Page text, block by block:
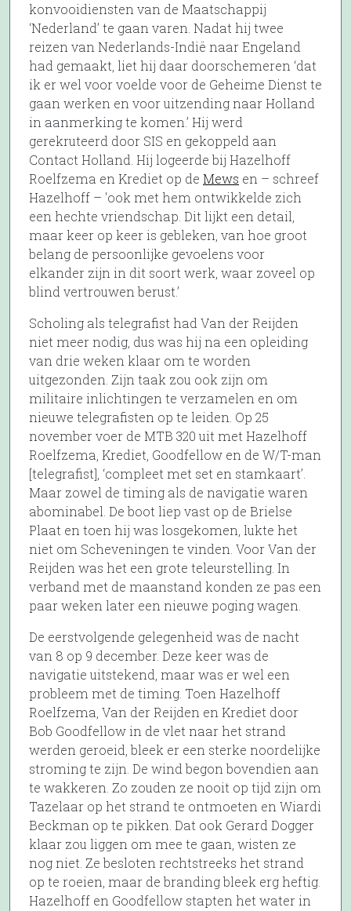
konvooidiensten van de Maatschappij
‘Nederland’ te gaan varen. Nadat hij twee
reizen van Nederlands-Indië naar Engeland
had gemaakt, liet hij daar doorschemeren ‘dat
ik er wel voor voelde voor de Geheime Dienst te
gaan werken en voor uitzending naar Holland
in aanmerking te komen.’ Hij werd
gerekruteerd door SIS en gekoppeld aan
Contact Holland. Hij logeerde bij Hazelhoff
Roelfzema en Krediet op de Mews en – schreef
Hazelhoff – 'ook met hem ontwikkelde zich
een hechte vriendschap. Dit lijkt een detail,
maar keer op keer is gebleken, van hoe groot
belang de persoonlijke gevoelens voor
elkander zijn in dit soort werk, waar zoveel op
blind vertrouwen berust.’
Scholing als telegrafist had Van der Reijden
niet meer nodig, dus was hij na een opleiding
van drie weken klaar om te worden
uitgezonden. Zijn taak zou ook zijn om
militaire inlichtingen te verzamelen en om
nieuwe telegrafisten op te leiden. Op 25
november voer de MTB 320 uit met Hazelhoff
Roelfzema, Krediet, Goodfellow en de W/T-man
[telegrafist], ‘compleet met set en stamkaart’.
Maar zowel de timing als de navigatie waren
abominabel. De boot liep vast op de Brielse
Plaat en toen hij was losgekomen, lukte het
niet om Scheveningen te vinden. Voor Van der
Reijden was het een grote teleurstelling. In
verband met de maanstand konden ze pas een
paar weken later een nieuwe poging wagen.
De eerstvolgende gelegenheid was de nacht
van 8 op 9 december. Deze keer was de
navigatie uitstekend, maar was er wel een
probleem met de timing. Toen Hazelhoff
Roelfzema, Van der Reijden en Krediet door
Bob Goodfellow in de vlet naar het strand
werden geroeid, bleek er een sterke noordelijke
stroming te zijn. De wind begon bovendien aan
te wakkeren. Zo zouden ze nooit op tijd zijn om
Tazelaar op het strand te ontmoeten en Wiardi
Beckman op te pikken. Dat ook Gerard Dogger
klaar zou liggen om mee te gaan, wisten ze
nog niet. Ze besloten rechtstreeks het strand
op te roeien, maar de branding bleek erg heftig.
Hazelhoff en Goodfellow stapten het water in